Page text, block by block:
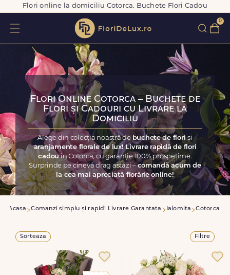
Flori online la domiciliu Cotorca. Buchete Flori Cadou
0
Flori Online Cotorca – Buchete de
Flori și Cadouri cu Livrare la
Domiciliu
Alege din colecția noastră de buchete de floriși
aranjamente florale de lux! Livrare rapidă de flori
cadouîn Cotorca, cu garanție 100% prospețime.
Surprinde pe cineva drag astăzi –comandă acum de
la cea mai apreciată florărie online!
Acasa Comanzi simplu și rapid! Livrare Garantata Ialomita Cotorca
Sorteaza Filtre